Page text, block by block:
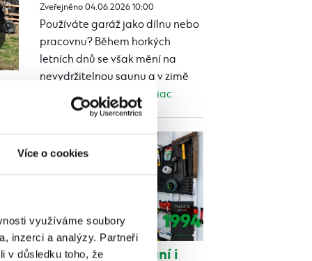
Více o cookies
využíváme soubory
inzerci a analýzy. Partneři
v důsledku toho, že
Zveřejněno 04.06.2026 10:00
Používáte garáž jako dílnu nebo
pracovnu? Během horkých
letních dnů se však mění na
nevydržitelnou saunu a v zimě
zase na chladničku?...
Viac
Garáž na parkování i